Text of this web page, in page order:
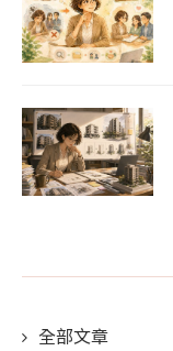
全部文章